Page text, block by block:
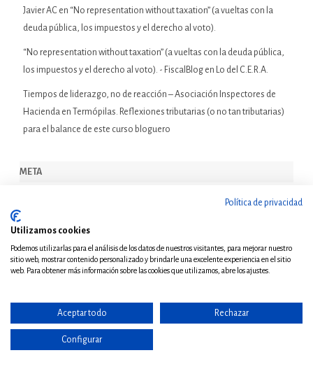
Javier AC en “No representation without taxation” (a vueltas con la
deuda pública, los impuestos y el derecho al voto).
“No representation without taxation” (a vueltas con la deuda pública,
los impuestos y el derecho al voto). - FiscalBlog en Lo del C.E.R.A.
Tiempos de liderazgo, no de reacción – Asociación Inspectores de
Hacienda en
Termópilas. Reflexiones tributarias (o no tan tributarias)
para el balance de este curso bloguero
META
Feed de entradas
Feed de comentarios
NOTA FISCALBLOG
Fiscalblog es un foro abierto a la libre opinión de autores y colaboradores. El
Política de privacidad
Utilizamos cookies
Podemos utilizarlas para el análisis de los datos de nuestros visitantes, para mejorar nuestro
sitio web, mostrar contenido personalizado y brindarle una excelente experiencia en el sitio
web. Para obtener más información sobre las cookies que utilizamos, abre los ajustes.
Aceptar todo Rechazar
Configurar